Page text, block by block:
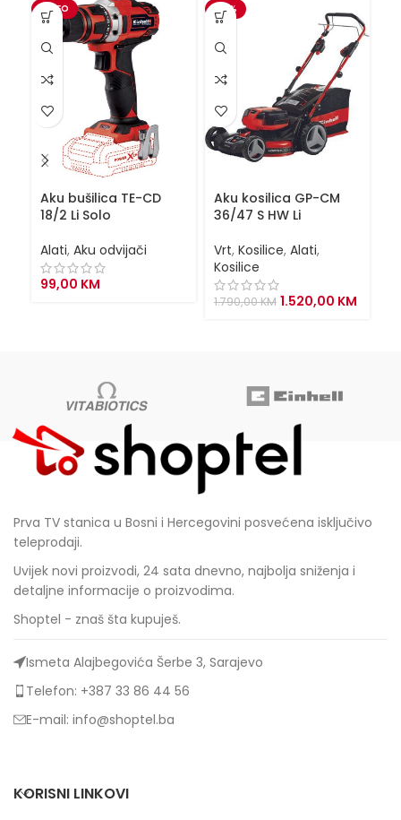
VIDEO
Aku bušilica TE-CD
18/2 Li Solo
Alati, Aku odvijači
99,00 KM
-15%
Aku kosilica GP-CM
36/47 S HW Li
Vrt, Kosilice, Alati,
Kosilice
1.790,00KM Original
1.520,00 KM
Prva TV stanica u Bosni i Hercegovini posvećena isključivo
teleprodaji.
Uvijek novi proizvodi, 24 sata dnevno, najbolja sniženja i
detaljne informacije o proizvodima.
Shoptel - znaš šta kupuješ.
Ismeta Alajbegovića Šerbe 3, Sarajevo
Telefon: +387 33 86 44 56
E-mail: info@shoptel.ba
KORISNI LINKOVI